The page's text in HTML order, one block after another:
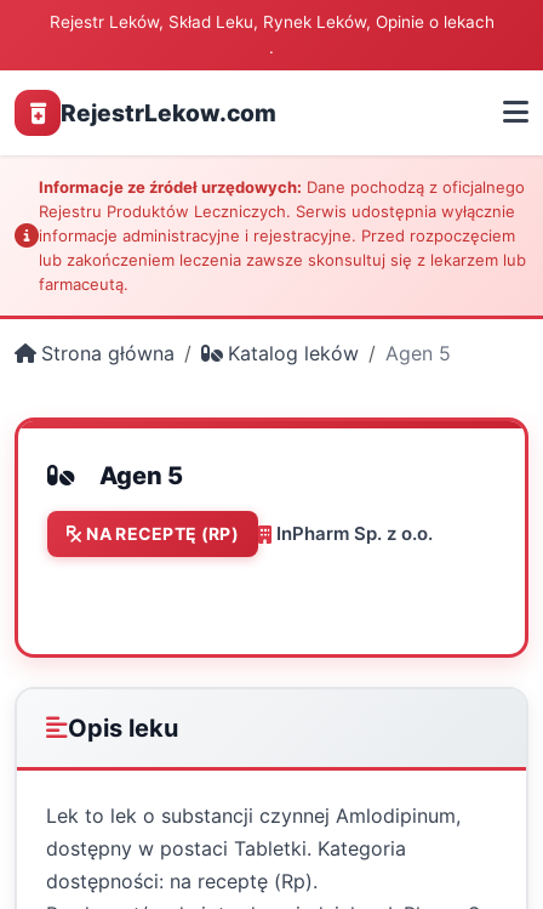
Rejestr Leków, Skład Leku, Rynek Leków, Opinie o lekach
.
RejestrLekow.com
Informacje ze źródeł urzędowych: Dane pochodzą z oficjalnego
Rejestru Produktów Leczniczych. Serwis udostępnia wyłącznie
informacje administracyjne i rejestracyjne. Przed rozpoczęciem
lub zakończeniem leczenia zawsze skonsultuj się z lekarzem lub
farmaceutą.
Strona główna Katalog leków Agen 5
Agen 5
NA RECEPTĘ (RP) InPharm Sp. z o.o.
Opis leku
Lek to lek o substancji czynnej Amlodipinum,
dostępny w postaci Tabletki. Kategoria
dostępności: na receptę (Rp).